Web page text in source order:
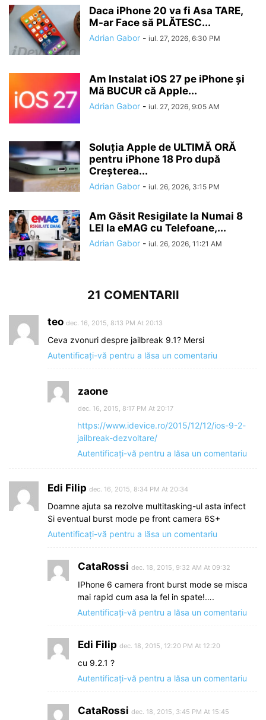
Daca iPhone 20 va fi Asa TARE,
M-ar Face să PLĂTESC...
Adrian Gabor - iul. 27, 2026, 6:30 PM
Am Instalat iOS 27 pe iPhone și
Mă BUCUR că Apple...
Adrian Gabor - iul. 27, 2026, 9:05 AM
Soluția Apple de ULTIMĂ ORĂ
pentru iPhone 18 Pro după
Creșterea...
Adrian Gabor - iul. 26, 2026, 3:15 PM
Am Găsit Resigilate la Numai 8
LEI la eMAG cu Telefoane,...
Adrian Gabor - iul. 26, 2026, 11:21 AM
21 COMENTARII
teo dec. 16, 2015, 8:13 PM At 20:13
Ceva zvonuri despre jailbreak 9.1? Mersi
Autentificați-vă pentru a lăsa un comentariu
zaone
dec. 16, 2015, 8:17 PM At 20:17
https://www.idevice.ro/2015/12/12/ios-9-2-
jailbreak-dezvoltare/
Autentificați-vă pentru a lăsa un comentariu
Edi Filip dec. 16, 2015, 8:34 PM At 20:34
Doamne ajuta sa rezolve multitasking-ul asta infect
Si eventual burst mode pe front camera 6S+
Autentificați-vă pentru a lăsa un comentariu
CataRossi dec. 18, 2015, 9:32 AM At 09:32
IPhone 6 camera front burst mode se misca
mai rapid cum asa la fel in spate!….
Autentificați-vă pentru a lăsa un comentariu
Edi Filip dec. 18, 2015, 12:20 PM At 12:20
cu 9.2.1 ?
Autentificați-vă pentru a lăsa un comentariu
CataRossi dec. 18, 2015, 3:45 PM At 15:45